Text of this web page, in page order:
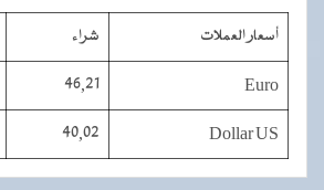
أسعار العملات شراء
Euro
46,21
Dollar US
40,02